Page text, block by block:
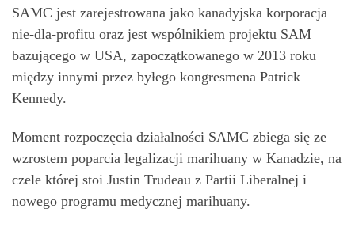
SAMC jest zarejestrowana jako kanadyjska korporacja
nie-dla-profitu oraz jest wspólnikiem projektu SAM
bazującego w USA, zapoczątkowanego w 2013 roku
między innymi przez byłego kongresmena Patrick
Kennedy.
Moment rozpoczęcia działalności SAMC zbiega się ze
wzrostem poparcia legalizacji marihuany w Kanadzie, na
czele której stoi Justin Trudeau z Partii Liberalnej i
nowego programu medycznej marihuany.